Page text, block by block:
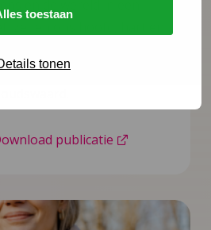
toestaan
tonen
kunstenaar en social
publicatie